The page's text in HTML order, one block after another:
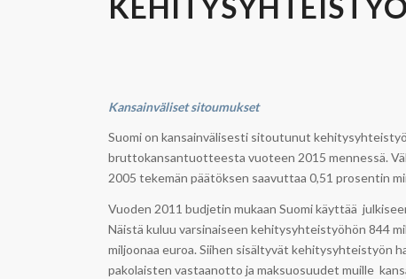
Kansainväliset sitoumukset
Suomi on kansainvälisesti sitoutunut
bruttokansantuotteesta vuoteen 2015 mennessä.
2005 tekemän päätöksen saavuttaa 0,51 prosentin
Vuoden 2011 budjetin mukaan Suomi käyttää
Näistä kuluu varsinaiseen kehitysyhteistyöhön 844
miljoonaa euroa. Siihen sisältyvät kehitysyhteistyön
pakolaisten vastaanotto ja maksuosuudet muille